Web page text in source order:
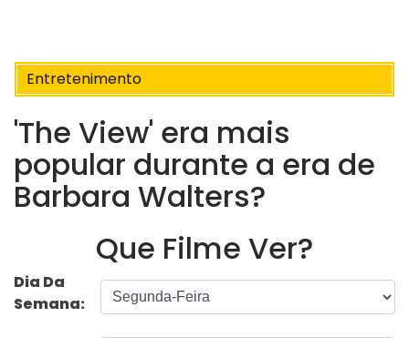
Entretenimento
'The View' era mais
popular durante a era de
Barbara Walters?
Que Filme Ver?
Dia Da
Semana: